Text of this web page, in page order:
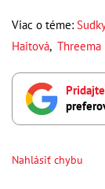
Viac o téme:
Haitová, Threema
Nahlásiť chybu